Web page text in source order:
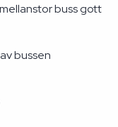
buss gott
bussen